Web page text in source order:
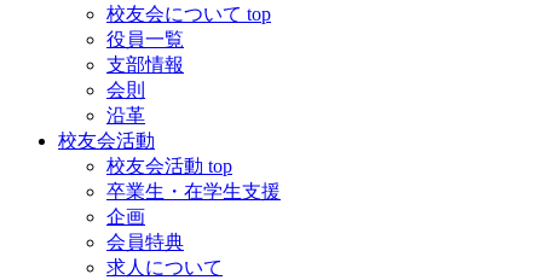
校友会について top
役員一覧
支部情報
会則
沿革
校友会活動
校友会活動 top
卒業生・在学生支援
企画
会員特典
求人について